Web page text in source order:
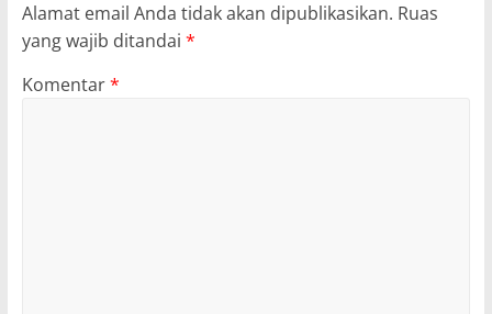
Alamat email Anda tidak akan dipublikasikan. Ruas
yang wajib ditandai *
Komentar*